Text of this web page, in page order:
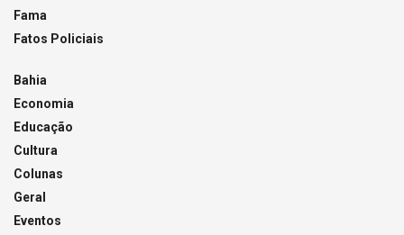
Fama
Fatos Policiais
Bahia
Economia
Educação
Cultura
Colunas
Geral
Eventos